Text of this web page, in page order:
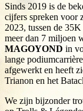
Sinds 2019 is de
cijfers spreken voor
2023, tussen de
meer dan 7 miljoen
MAGOYOND in
lange
afgewerkt en heeft
Trianon en het
We zijn bijzonder